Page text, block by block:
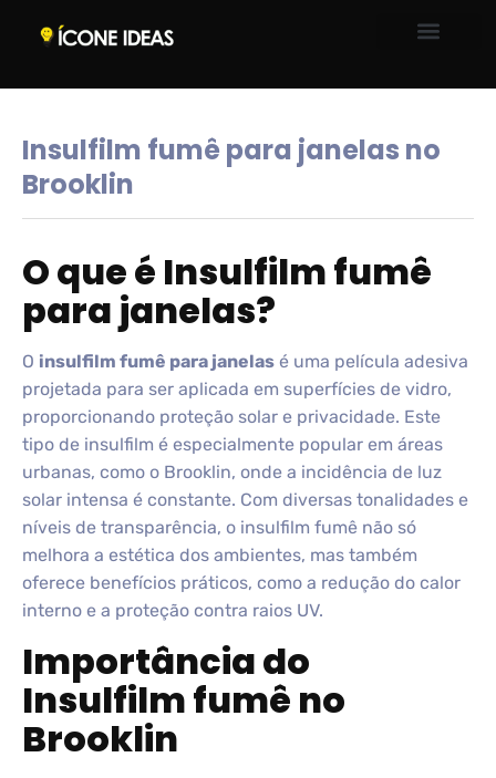
Insulfilm fumê para janelas no
Brooklin
O que é Insulfilm fumê
para janelas?
O insulfilm fumê para janelas é uma película adesiva
projetada para ser aplicada em superfícies de vidro,
proporcionando proteção solar e privacidade. Este
tipo de insulfilm é especialmente popular em áreas
urbanas, como o Brooklin, onde a incidência de luz
solar intensa é constante. Com diversas tonalidades e
níveis de transparência, o insulfilm fumê não só
melhora a estética dos ambientes, mas também
oferece benefícios práticos, como a redução do calor
interno e a proteção contra raios UV.
Importância do
Insulfilm fumê no
Brooklin